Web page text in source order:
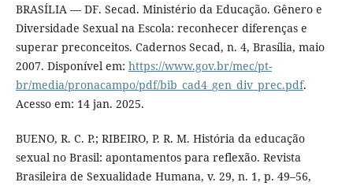
BRASÍLIA — DF. Secad. Ministério da Educação. Gênero e
Diversidade Sexual na Escola: reconhecer diferenças e
superar preconceitos. Cadernos Secad, n. 4, Brasília, maio
2007. Disponível em: https://www.gov.br/mec/pt-
br/media/pronacampo/pdf/bib_cad4_gen_div_prec.pdf.
Acesso em: 14 jan. 2025.
BUENO, R. C. P.; RIBEIRO, P. R. M. História da educação
sexual no Brasil: apontamentos para reflexão. Revista
Brasileira de Sexualidade Humana, v. 29, n. 1, p. 49–56,